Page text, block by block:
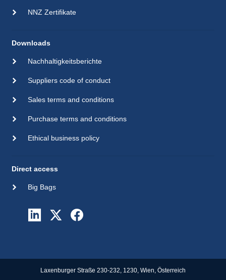
NNZ Zertifikate
Downloads
Nachhaltigkeitsberichte
Suppliers code of conduct
Sales terms and conditions
Purchase terms and conditions
Ethical business policy
Direct access
Big Bags
Laxenburger Straße 230-232, 1230, Wien, Österreich